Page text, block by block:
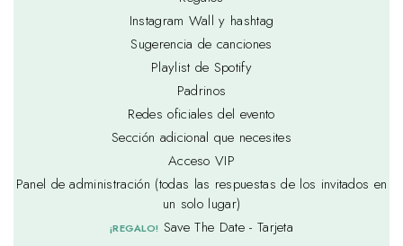
Instagram Wall y hashtag
Sugerencia de canciones
Playlist de Spotify
Padrinos
Redes oficiales del evento
Sección adicional que necesites
Acceso VIP
Panel de administración (todas las respuestas de los invitados en
un solo lugar)
¡REGALO! Save The Date - Tarjeta